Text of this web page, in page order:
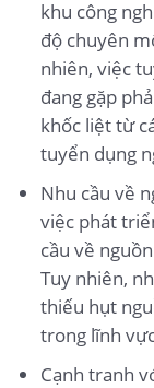
khu công
độ chuyên
nhiên, việc
đang gặp
khốc liệt từ
tuyển dụng
Nhu cầu về
việc phát
cầu về
Tuy nhiên,
thiếu hụt
trong lĩnh
Cạnh tranh